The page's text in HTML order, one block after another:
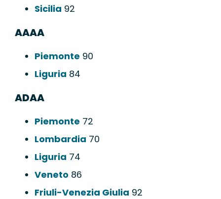
Sicilia 92
AAAA
Piemonte 90
Liguria 84
ADAA
Piemonte 72
Lombardia 70
Liguria 74
Veneto 86
Friuli-Venezia Giulia 92